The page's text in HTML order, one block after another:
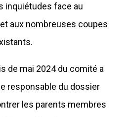
inquiétudes face au
aux nombreuses coupes
de mai 2024 du comité a
responsable du dossier
les parents membres